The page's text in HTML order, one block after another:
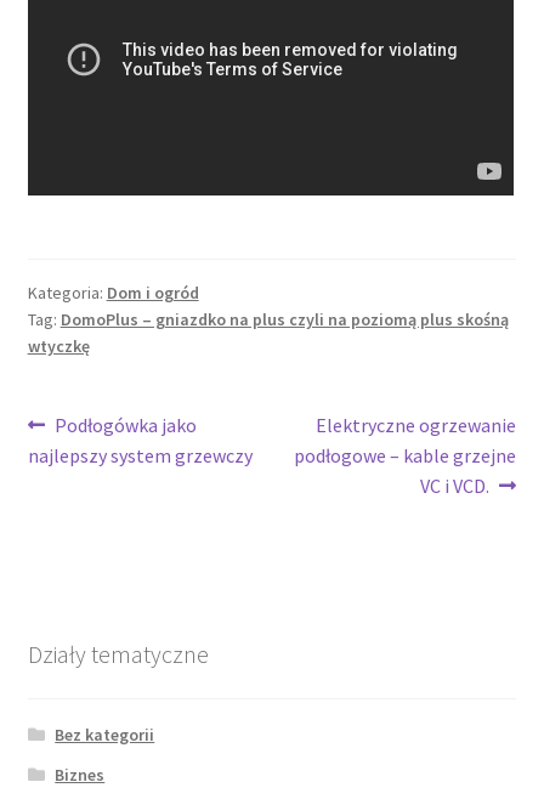
Kategoria: Dom i ogród
Tag: DomoPlus – gniazdko na plus czyli na poziomą plus skośną
wtyczkę
Nawigacja
wpisu
Poprzedni
wpis:
Podłogówka jako
najlepszy system grzewczy
Następny
wpis:
Elektryczne ogrzewanie
podłogowe – kable grzejne
VC i VCD.
Działy tematyczne
Bez kategorii
Biznes